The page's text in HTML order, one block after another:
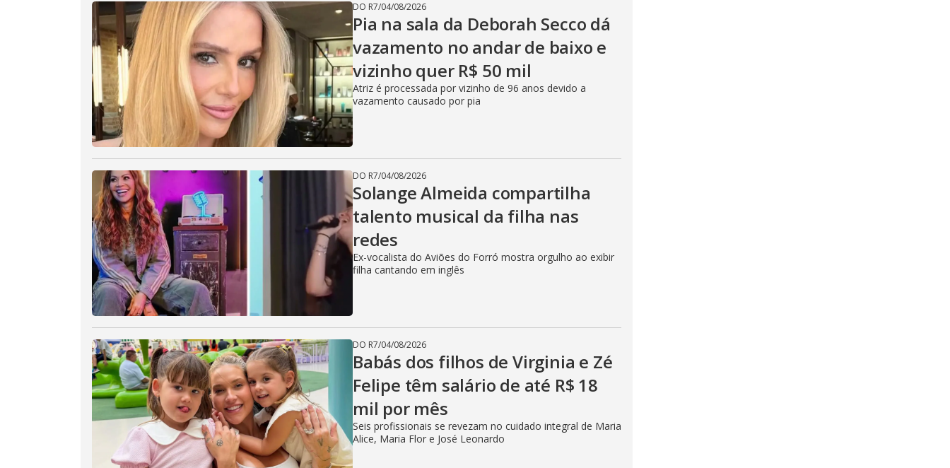
DO R7/04/08/2026
Pia na sala da Deborah Secco dá
vazamento no andar de baixo e
vizinho quer R$ 50 mil
Atriz é processada por vizinho de 96 anos devido a
vazamento causado por pia
DO R7/04/08/2026
Solange Almeida compartilha
talento musical da filha nas
redes
Ex-vocalista do Aviões do Forró mostra orgulho ao exibir
filha cantando em inglês
DO R7/04/08/2026
Babás dos filhos de Virginia e Zé
Felipe têm salário de até R$ 18
mil por mês
Seis profissionais se revezam no cuidado integral de Maria
Alice, Maria Flor e José Leonardo